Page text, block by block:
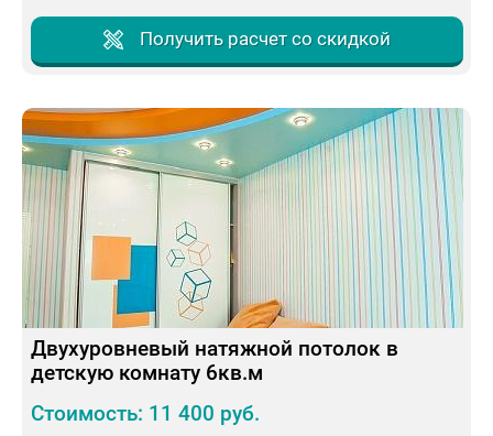
Получить расчет со скидкой
Двухуровневый натяжной потолок в
детскую комнату 6кв.м
Стоимость: 11 400 руб.